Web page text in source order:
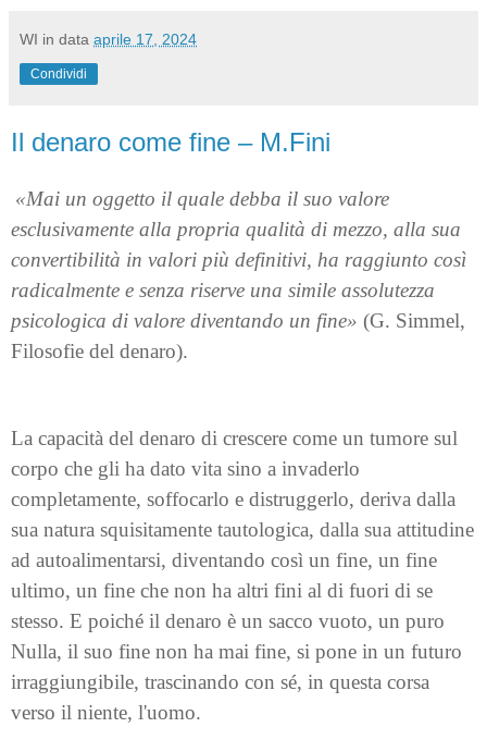
WI in data aprile 17, 2024
Condividi
Il denaro come fine – M.Fini
«Mai un oggetto il quale debba il suo valore
esclusivamente alla propria qualità di mezzo, alla sua
convertibilità in valori più definitivi, ha raggiunto così
radicalmente e senza riserve una simile assolutezza
psicologica di valore diventando un fine» (G. Simmel,
Filosofie del denaro).
La capacità del denaro di crescere come un tumore sul
corpo che gli ha dato vita sino a invaderlo
completamente, soffocarlo e distruggerlo, deriva dalla
sua natura squisitamente tautologica, dalla sua attitudine
ad autoalimentarsi, diventando così un fine, un fine
ultimo, un fine che non ha altri fini al di fuori di se
stesso. E poiché il denaro è un sacco vuoto, un puro
Nulla, il suo fine non ha mai fine, si pone in un futuro
irraggiungibile, trascinando con sé, in questa corsa
verso il niente, l'uomo.